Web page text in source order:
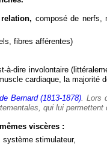
composé de nerfs,
fibres afférentes)
à-dire involontaire
cardiaque, la majorité
Bernard (1813-1878). Lors
qui lui permettent
viscères :
système stimulateur,